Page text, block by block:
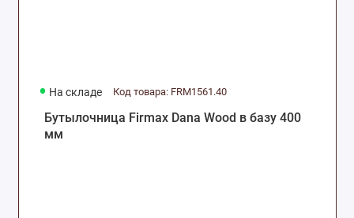
На складе Код товара: FRM1561.40
Бутылочница Firmax Dana Wood в базу 400
мм